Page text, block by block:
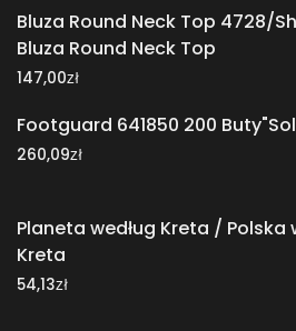
Bluza Round Neck Top 4728/
Bluza Round Neck Top
147,00zł
Footguard 641850 200
260,09zł
Planeta według Kreta / Polska
Kreta
54,13zł